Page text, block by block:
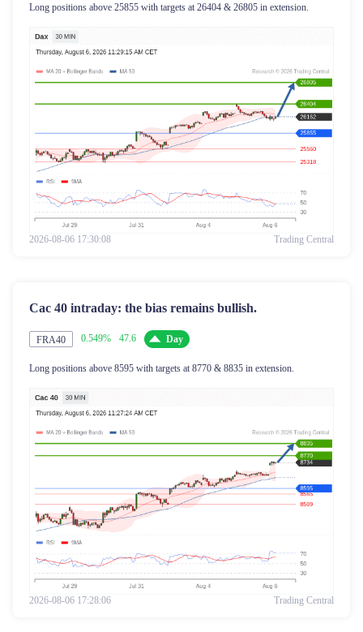
Long positions above 25855 with targets at 26404 & 26805 in extension.
2026-08-06 17:30:08 Trading Central
Cac 40 intraday: the bias remains bullish.
FRA40 0.549% 47.6 Day
Long positions above 8595 with targets at 8770 & 8835 in extension.
2026-08-06 17:28:06 Trading Central